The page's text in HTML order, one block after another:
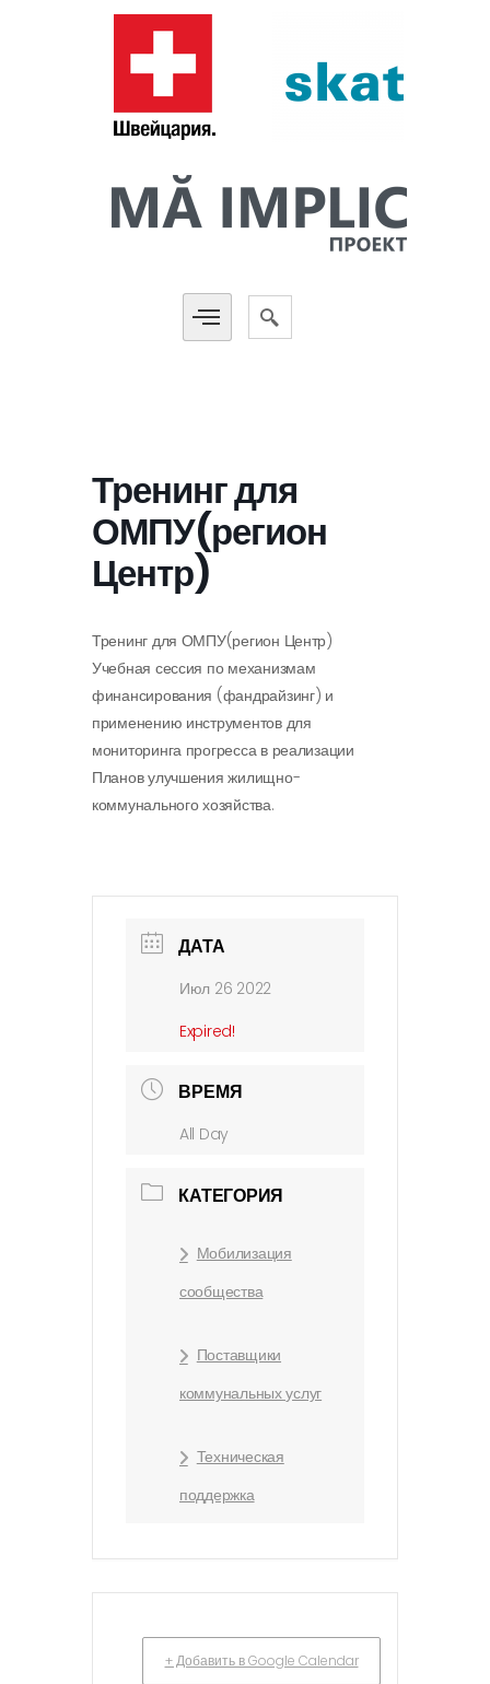
Тренинг для
ОМПУ(регион
Центр)
Тренинг для ОМПУ(регион Центр)
Учебная сессия по механизмам
финансирования (фандрайзинг) и
применению инструментов для
мониторинга прогресса в реализации
Планов улучшения жилищно-
коммунального хозяйства.
ДАТА
Июл 26 2022
Expired!
ВРЕМЯ
All Day
КАТЕГОРИЯ
Мобилизация
сообщества
Поставщики
коммунальных услуг
Техническая
поддержка
+ Добавить в Google Calendar